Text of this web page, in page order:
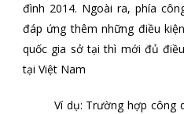
đình 2014. Ngoài ra, phía
đáp ứng thêm những điều
quốc gia sở tại thì mới đủ
tại Việt Nam
Ví dụ: Trường hợp công